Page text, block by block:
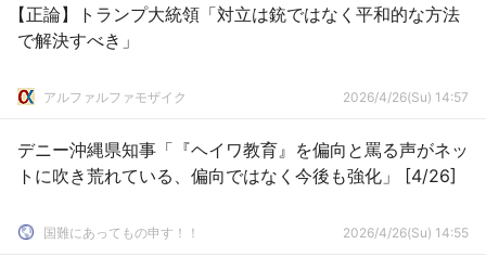
【正論】トランプ大統領「対立は銃ではなく平和的な方法
で解決すべき」
アルファルファモザイク 2026/4/26(Su) 14:57
デニー沖縄県知事「『ヘイワ教育』を偏向と罵る声がネッ
トに吹き荒れている、偏向ではなく今後も強化」 [4/26]
国難にあってもの申す！！ 2026/4/26(Su) 14:55